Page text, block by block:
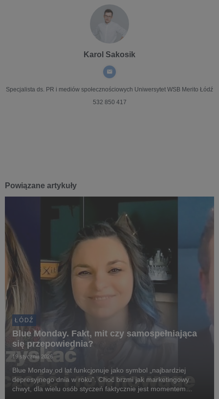
Karol Sakosik
Specjalista ds. PR i mediów społecznościowych Uniwersytet WSB Merito Łódź
532 850 417
Powiązane artykuły
ŁÓDŹ
Blue Monday. Fakt, mit czy samospełniająca
się przepowiednia?
19 stycznia 2026
Blue Monday od lat funkcjonuje jako symbol „najbardziej
depresyjnego dnia w roku”. Choć brzmi jak marketingowy
chwyt, dla wielu osób styczeń faktycznie jest momentem